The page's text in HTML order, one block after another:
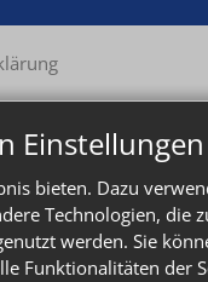
bieten. Dazu
Technologien, die
werden. Sie
Funktionalitäten